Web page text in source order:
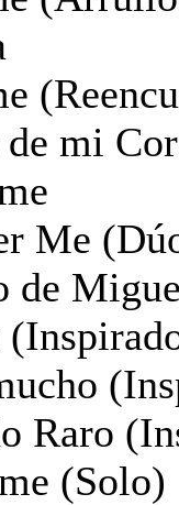
mi
Me
de
Raro